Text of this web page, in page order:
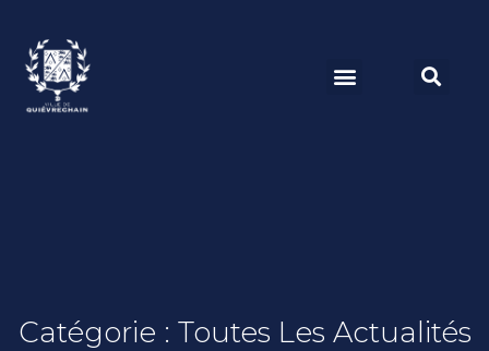
Catégorie : Toutes Les Actualités